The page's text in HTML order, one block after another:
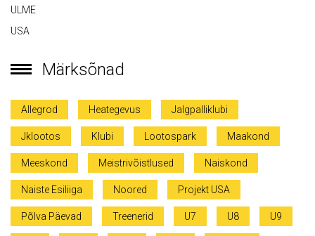
ULME
USA
Märksõnad
Allegrod Heategevus Jalgpalliklubi
Jklootos Klubi Lootospark Maakond
Meeskond Meistrivõistlused Naiskond
Naiste Esiliiga Noored Projekt USA
Põlva Päevad Treenerid U7 U8 U9